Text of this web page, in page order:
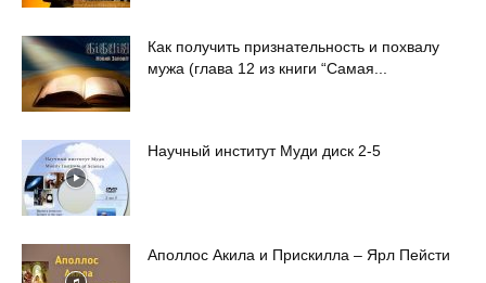
Как получить признательность и похвалу
мужа (глава 12 из книги “Самая...
Научный институт Муди диск 2-5
Аполлос Акила и Прискилла – Ярл Пейсти